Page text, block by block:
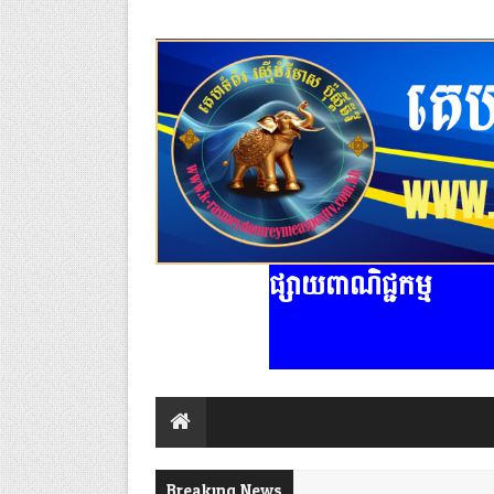
ផ្សាយពាណិជ្ជកម្ម